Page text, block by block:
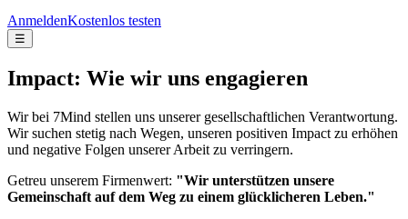
AnmeldenKostenlos testen
☰
Impact: Wie wir uns engagieren
Wir bei 7Mind stellen uns unserer gesellschaftlichen Verantwortung.
Wir suchen stetig nach Wegen, unseren positiven Impact zu erhöhen
und negative Folgen unserer Arbeit zu verringern.
Getreu unserem Firmenwert: "Wir unterstützen unsere
Gemeinschaft auf dem Weg zu einem glücklicheren Leben."